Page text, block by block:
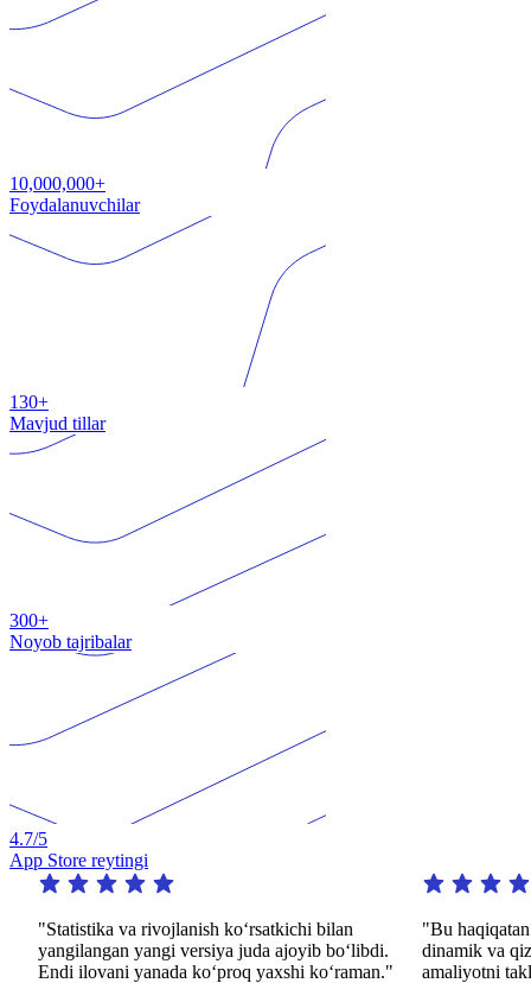
10,000,000+
Foydalanuvchilar
130+
Mavjud tillar
300+
Noyob tajribalar
4.7/5
App Store reytingi
"Statistika va rivojlanish koʻrsatkichi bilan
yangilangan yangi versiya juda ajoyib boʻlibdi.
Endi ilovani yanada koʻproq yaxshi koʻraman."
"Bu haqiqatan
dinamik va
amaliyotni taklif